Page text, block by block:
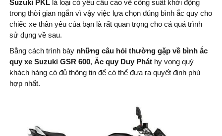
Suzuki PKL là loại có yêu cầu cao về công suất khởi động
trong thời gian ngắn vì vậy việc lựa chọn đúng bình ắc quy cho
chiếc xe thân yêu của bạn là rất quan trọng cho cả quá trình
sử dụng về sau.
Bằng cách trình bày những câu hỏi thường gặp về bình ắc
quy xe Suzuki GSR 600, Ắc quy Duy Phát hy vọng quý
khách hàng có đủ thông tin để có thể đưa ra quyết định phù
hợp nhất.